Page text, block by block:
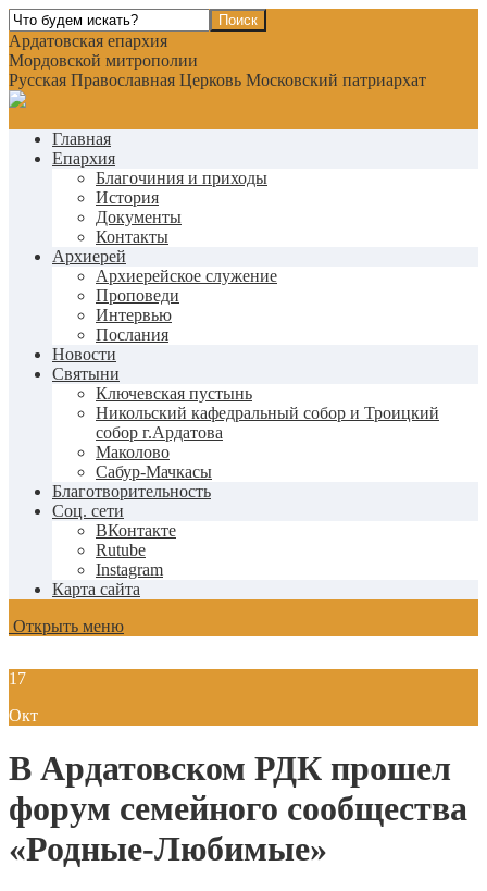
Ардатовская епархия
Мордовской митрополии
Русская Православная Церковь Московский патриархат
Главная
Епархия
Благочиния и приходы
История
Документы
Контакты
Архиерей
Архиерейское служение
Проповеди
Интервью
Послания
Новости
Святыни
Ключевская пустынь
Никольский кафедральный собор и Троицкий
собор г.Ардатова
Маколово
Сабур-Мачкасы
Благотворительность
Соц. сети
ВКонтакте
Rutube
Instagram
Карта сайта
Открыть меню
17
Окт
В Ардатовском РДК прошел
форум семейного сообщества
«Родные-Любимые»